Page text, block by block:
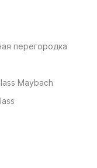
перегородка
Maybach